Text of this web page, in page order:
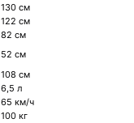
130 см
122 см
82 см
52 см
108 см
6,5 л
65 км/ч
100 кг